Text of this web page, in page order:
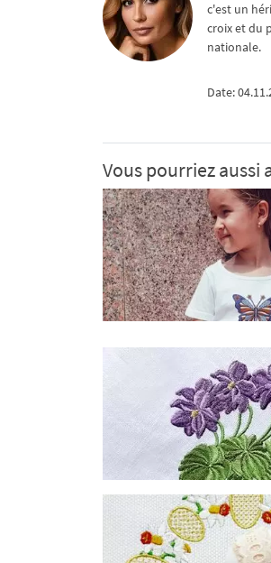
c'est un
croix et du
nationale.
Date:
Vous pourriez aussi